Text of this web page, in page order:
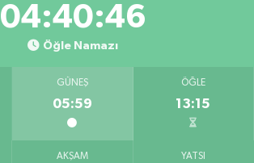
04:40:45
Öğle Namazı
GÜNEŞ
05:59
ÖĞLE
13:15
AKŞAM YATSI